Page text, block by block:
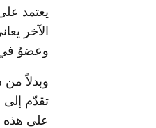
يعتمد
الآخر
وعضوٌ في
وبدلاً من
تقدّم
على هذه